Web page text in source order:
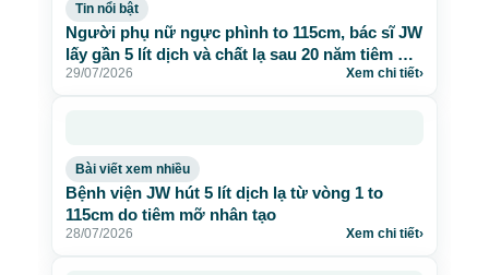
Tin nổi bật
Người phụ nữ ngực phình to 115cm, bác sĩ JW
lấy gần 5 lít dịch và chất lạ sau 20 năm tiêm mỡ
nhân tạo
29/07/2026 Xem chi tiết›
Bài viết xem nhiều
Bệnh viện JW hút 5 lít dịch lạ từ vòng 1 to
115cm do tiêm mỡ nhân tạo
28/07/2026 Xem chi tiết›